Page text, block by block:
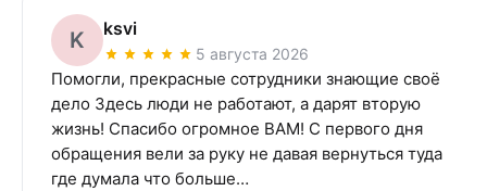
K ksvi
5 августа 2026
Помогли, прекрасные сотрудники знающие своё
дело Здесь люди не работают, а дарят вторую
жизнь! Спасибо огромное ВАМ! С первого дня
обращения вели за руку не давая вернуться туда
где думала что больше…